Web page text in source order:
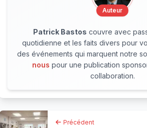
Auteur
Patrick Bastos couvre avec
quotidienne et les faits divers pour
des événements qui marquent notre
nous pour une publication
collaboration.
Précédent